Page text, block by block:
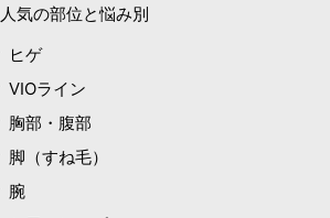
人気の部位と悩み別
ヒゲ
VIOライン
胸部・腹部
脚（すね毛）
腕